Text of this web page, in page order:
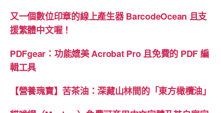
又一個數位印章的線上產生器 BarcodeOcean 且支
援繁體中文喔！
PDFgear：功能媲美 Acrobat Pro 且免費的 PDF 編
輯工具
【營養瑰寶】苦茶油：深藏山林間的「東方橄欖油」